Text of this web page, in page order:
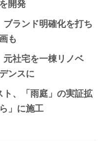
開発
ランド明確化を打ち
も
社宅を一棟リノベ
ンスに
、「雨庭」の実証拡
」に施工